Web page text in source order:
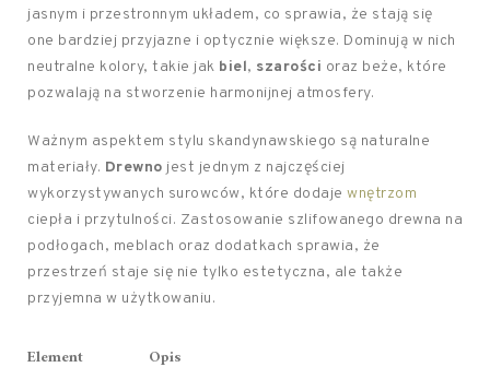
jasnym i przestronnym układem, co sprawia, że stają się
one bardziej przyjazne i optycznie większe. Dominują w nich
neutralne kolory, takie jak biel, szarości oraz beże, które
pozwalają na stworzenie harmonijnej atmosfery.
Ważnym aspektem stylu skandynawskiego są naturalne
materiały. Drewno jest jednym z najczęściej
wykorzystywanych surowców, które dodaje wnętrzom
ciepła i przytulności. Zastosowanie szlifowanego drewna na
podłogach, meblach oraz dodatkach sprawia, że
przestrzeń staje się nie tylko estetyczna, ale także
przyjemna w użytkowaniu.
Element Opis